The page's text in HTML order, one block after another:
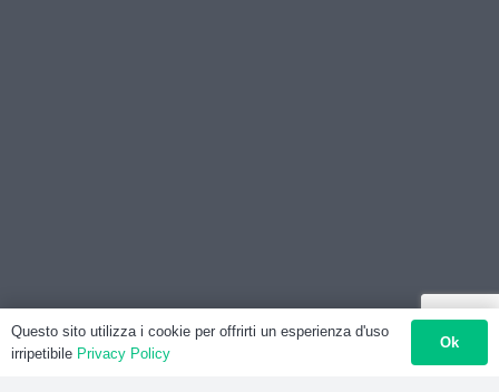
Questo sito utilizza i cookie per offrirti un esperienza d'uso
irripetibile Privacy Policy
Ok